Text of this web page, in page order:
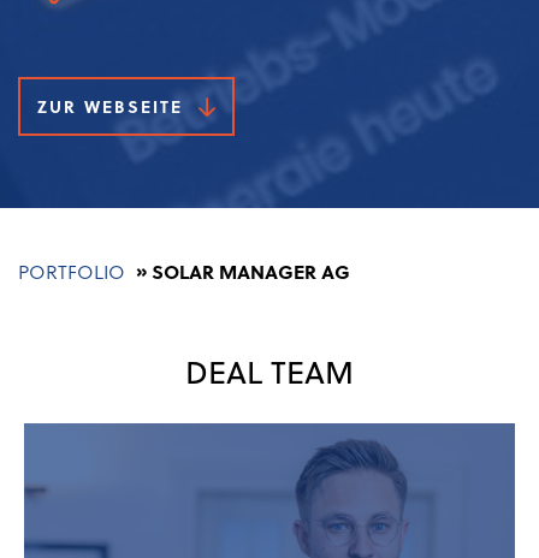
ZUR WEBSEITE
Pfadnavigation
PORTFOLIO SOLAR MANAGER AG
DEAL TEAM